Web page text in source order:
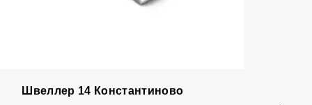
Швеллер 14 Константиново